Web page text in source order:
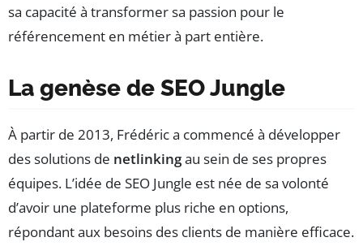
sa capacité à transformer sa passion pour le
référencement en métier à part entière.
La genèse de SEO Jungle
À partir de 2013, Frédéric a commencé à développer
des solutions de netlinkingau sein de ses propres
équipes. L’idée de SEO Jungle est née de sa volonté
d’avoir une plateforme plus riche en options,
répondant aux besoins des clients de manière efficace.